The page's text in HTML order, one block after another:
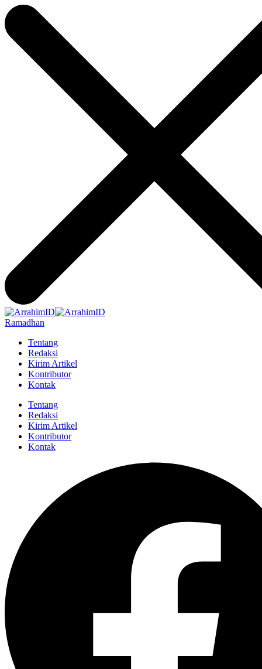
Ramadhan
Tentang
Redaksi
Kirim Artikel
Kontributor
Kontak
Tentang
Redaksi
Kirim Artikel
Kontributor
Kontak